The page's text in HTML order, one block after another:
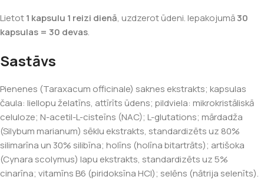
Lietot1 kapsulu 1 reizi dienā, uzdzerot ūdeni. Iepakojumā30
kapsulas = 30 devas.
Sastāvs
Pienenes (Taraxacum officinale) saknes ekstrakts; kapsulas
čaula: liellopu želatīns, attīrīts ūdens; pildviela: mikrokristāliskā
celuloze; N-acetil-L-cisteīns (NAC); L-glutations; mārdadža
(Silybum marianum) sēklu ekstrakts, standardizēts uz 80%
silimarīna un 30% silibīna; holīns (holīna bitartrāts); artišoka
(Cynara scolymus) lapu ekstrakts, standardizēts uz 5%
cinarīna; vitamīns B6 (piridoksīna HCl); selēns (nātrija selenīts).